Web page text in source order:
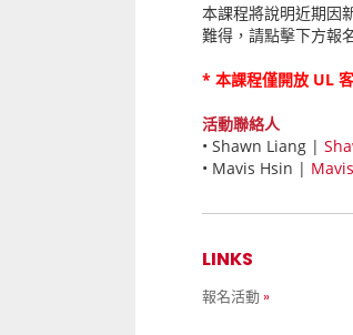
本課程將說明近期因
難得，請點擊下方報
* 本課程僅開放 UL
活動聯絡人
• Shawn Liang |
• Mavis Hsin |
LINKS
報名活動